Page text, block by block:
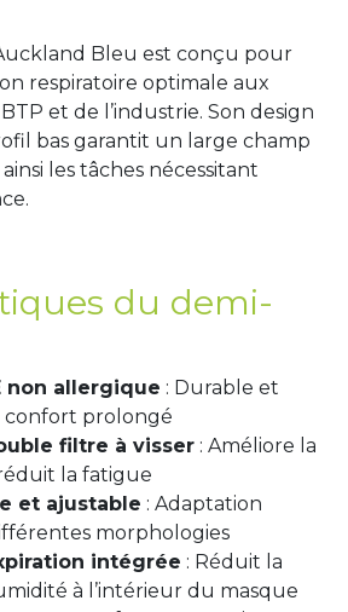
Bleu est conçu pour
respiratoire optimale aux
et de l’industrie. Son design
bas garantit un large champ
les tâches nécessitant
du demi-
non allergique : Durable et
prolongé
filtre à visser : Améliore la
la fatigue
et ajustable : Adaptation
morphologies
intégrée : Réduit la
à l’intérieur du masque